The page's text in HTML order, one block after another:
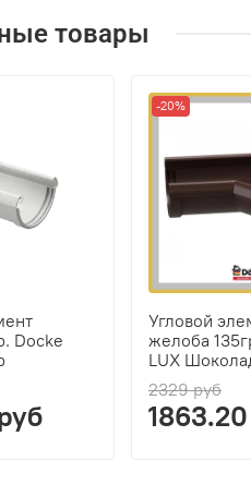
товары
Docke
-20%
Угловой
желоба
LUX
2329 руб